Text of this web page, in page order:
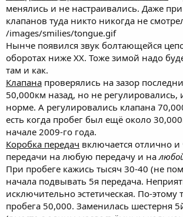
менялись и не настраивались. Даже
клапанов туда никто никогда не
/images/smilies/tongue.gif
Нынче появился звук болтающейся
оборотах ниже ХХ. Тоже зимой надо
там и как.
Клапана проверялись на зазор
50,000км назад, но не
норме. А регулировались клапана
есть когда пробег был ещё около
начале 2009-го года.
Коробка передач включается отлично
передачи на любую передачу и на
При пробеге кажись тысяч 30-40 (не
начала подвывать 5я передача.
исключительно эстетическая. По-этому
пробега 50,000. Заменилась шестерня